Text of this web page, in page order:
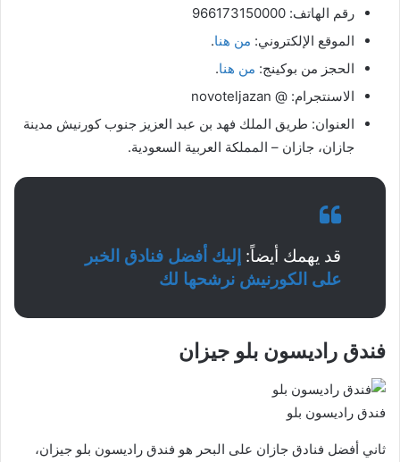
رقم الهاتف: 966173150000
الموقع الإلكتروني: من هنا.
الحجز من بوكينج: من هنا.
الاسنتجرام: @ novoteljazan
العنوان: طريق الملك فهد بن عبد العزيز جنوب كورنيش مدينة
جازان، جازان – المملكة العربية السعودية.
قد يهمك أيضاً: إليك أفضل فنادق الخبر
على الكورنيش نرشحها لك
فندق راديسون بلو جيزان
فندق راديسون بلو
ثاني أفضل فنادق جازان على البحر هو فندق راديسون بلو جيزان،